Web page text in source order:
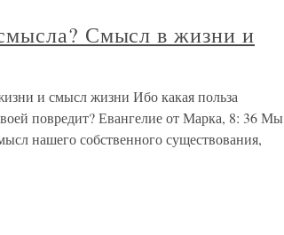
Смысл в жизни и
и смысл жизни Ибо какая польза
повредит? Евангелие от Марка, 8: 36 Мы
нашего собственного существования,